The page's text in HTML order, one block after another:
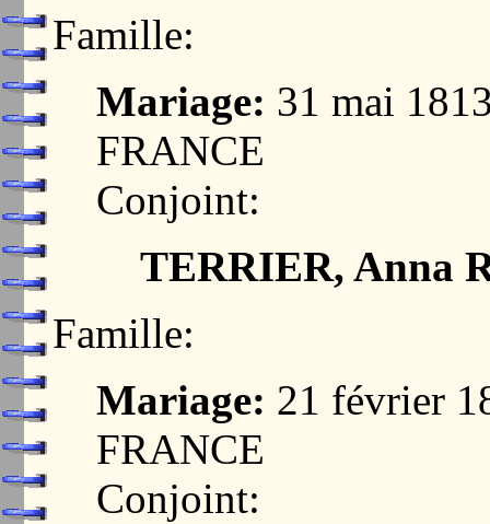
Famille:
Mariage: 31 mai
FRANCE
Conjoint:
TERRIER, Anna
Famille:
Mariage: 21 février
FRANCE
Conjoint: